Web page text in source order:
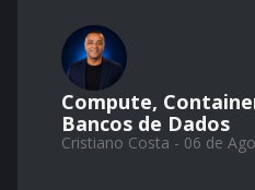
Compute,
Bancos de Dados
Cristiano Costa - 06 de